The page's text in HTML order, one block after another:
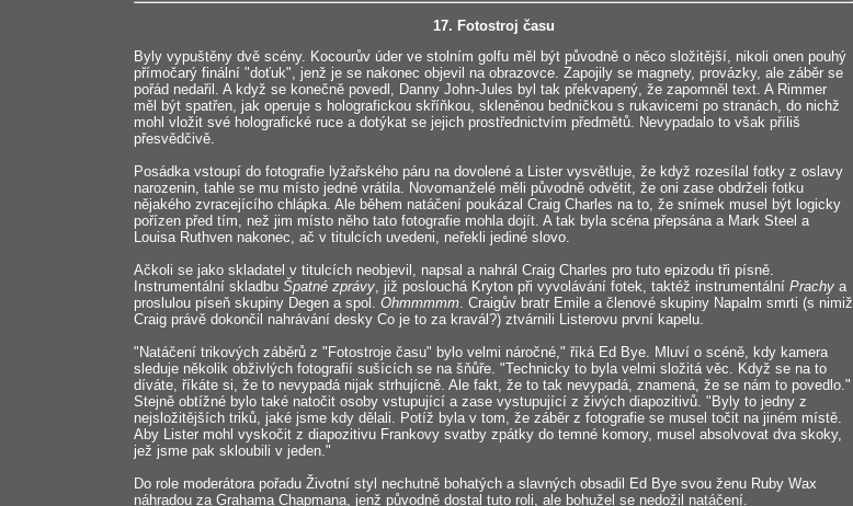
17. Fotostroj času
Byly vypuštěny dvě scény. Kocourův úder ve stolním golfu měl být původně o něco složitější, nikoli onen pouhý
přímočarý finální "doťuk", jenž je se nakonec objevil na obrazovce. Zapojily se magnety, provázky, ale záběr se
pořád nedařil. A když se konečně povedl, Danny John-Jules byl tak překvapený, že zapomněl text. A Rimmer
měl být spatřen, jak operuje s holografickou skříňkou, skleněnou bedničkou s rukavicemi po stranách, do nichž
mohl vložit své holografické ruce a dotýkat se jejich prostřednictvím předmětů. Nevypadalo to však příliš
přesvědčivě.
Posádka vstoupí do fotografie lyžařského páru na dovolené a Lister vysvětluje, že když rozesílal fotky z oslavy
narozenin, tahle se mu místo jedné vrátila. Novomanželé měli původně odvětit, že oni zase obdrželi fotku
nějakého zvracejícího chlápka. Ale během natáčení poukázal Craig Charles na to, že snímek musel být logicky
pořízen před tím, než jim místo něho tato fotografie mohla dojít. A tak byla scéna přepsána a Mark Steel a
Louisa Ruthven nakonec, ač v titulcích uvedeni, neřekli jediné slovo.
Ačkoli se jako skladatel v titulcích neobjevil, napsal a nahrál Craig Charles pro tuto epizodu tři písně.
Instrumentální skladbu Špatné zprávy, již poslouchá Kryton při vyvolávání fotek, taktéž instrumentální Prachy a
proslulou píseň skupiny Degen a spol. Ohmmmmm. Craigův bratr Emile a členové skupiny Napalm smrti (s nimiž
Craig právě dokončil nahrávání desky Co je to za kravál?) ztvárnili Listerovu první kapelu.
"Natáčení trikových záběrů z "Fotostroje času" bylo velmi náročné," říká Ed Bye. Mluví o scéně, kdy kamera
sleduje několik obživlých fotografií sušících se na šňůře. "Technicky to byla velmi složitá věc. Když se na to
díváte, říkáte si, že to nevypadá nijak strhujícně. Ale fakt, že to tak nevypadá, znamená, že se nám to povedlo."
Stejně obtížné bylo také natočit osoby vstupující a zase vystupující z živých diapozitivů. "Byly to jedny z
nejsložitějších triků, jaké jsme kdy dělali. Potíž byla v tom, že záběr z fotografie se musel točit na jiném místě.
Aby Lister mohl vyskočit z diapozitivu Frankovy svatby zpátky do temné komory, musel absolvovat dva skoky,
jež jsme pak skloubili v jeden."
Do role moderátora pořadu Životní styl nechutně bohatých a slavných obsadil Ed Bye svou ženu Ruby Wax
náhradou za Grahama Chapmana, jenž původně dostal tuto roli, ale bohužel se nedožil natáčení.